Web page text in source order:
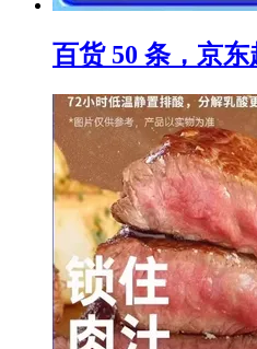
百货 50 条，京